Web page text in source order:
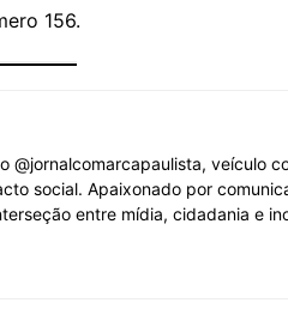
156.
@jornalcomarcapaulista, veículo
social. Apaixonado por
entre mídia, cidadania e